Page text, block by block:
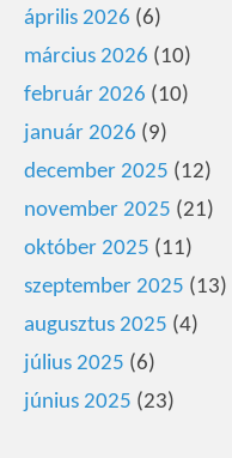
április 2026 (6)
március 2026 (10)
február 2026 (10)
január 2026 (9)
december 2025 (12)
november 2025 (21)
október 2025 (11)
szeptember 2025 (13)
augusztus 2025 (4)
július 2025 (6)
június 2025 (23)